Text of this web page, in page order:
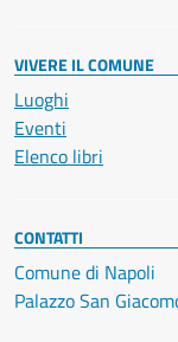
VIVERE IL COMUNE
Luoghi
Eventi
Elenco libri
CONTATTI
Comune di Napoli
Palazzo San